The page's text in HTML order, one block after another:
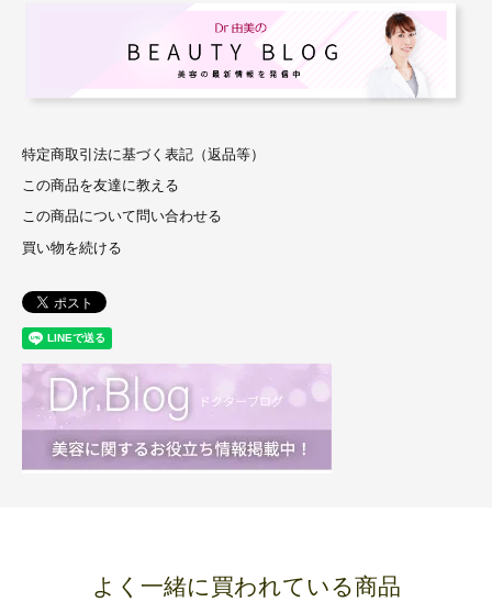
特定商取引法に基づく表記（返品等）
この商品を友達に教える
この商品について問い合わせる
買い物を続ける
よく一緒に買われている商品